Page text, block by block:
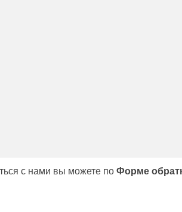
с нами вы можете по Форме